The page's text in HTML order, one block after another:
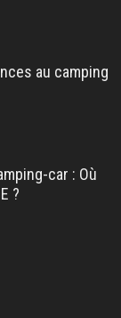
au camping
car : Où
?